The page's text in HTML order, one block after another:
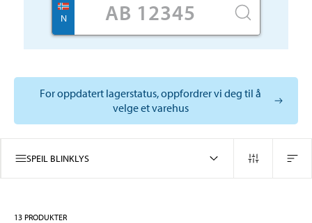
N
For oppdatert lagerstatus, oppfordrer vi deg til å
velge et varehus
SPEIL BLINKLYS
13 PRODUKTER